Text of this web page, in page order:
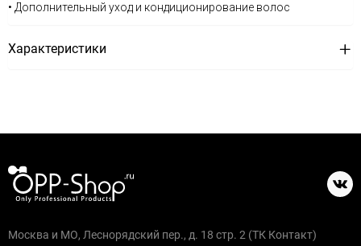
• Дополнительный уход и кондиционирование волос
Характеристики
Москва и МО, Леснорядский пер., д. 18 стр. 2 (ТК Контакт)